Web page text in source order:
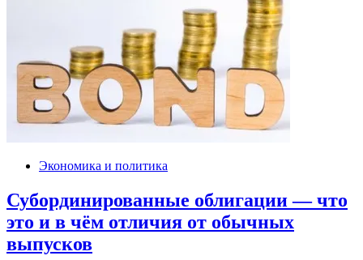
Экономика и политика
Субординированные облигации — что
это и в чём отличия от обычных
выпусков